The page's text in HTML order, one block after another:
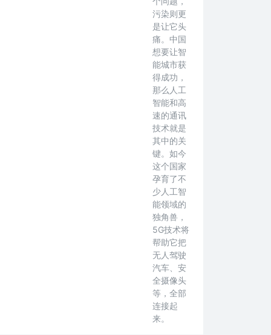
污染则更
是让它头
痛。中国
想要让智
能城市获
得成功，
那么人工
智能和高
速的通讯
技术就是
其中的关
键。如今
这个国家
孕育了不
少人工智
能领域的
独角兽，
5G技术将
帮助它把
无人驾驶
汽车、安
全摄像头
等，全部
连接起
来。